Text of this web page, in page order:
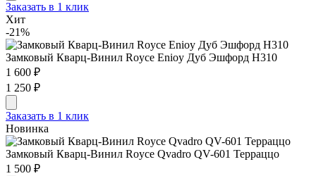
Заказать в 1 клик
Хит
-21%
Замковый Кварц-Винил Royce Enioy Дуб Эшфорд H310
1 600 ₽
1 250 ₽
Заказать в 1 клик
Новинка
Замковый Кварц-Винил Royce Qvadro QV-601 Терраццо
1 500 ₽